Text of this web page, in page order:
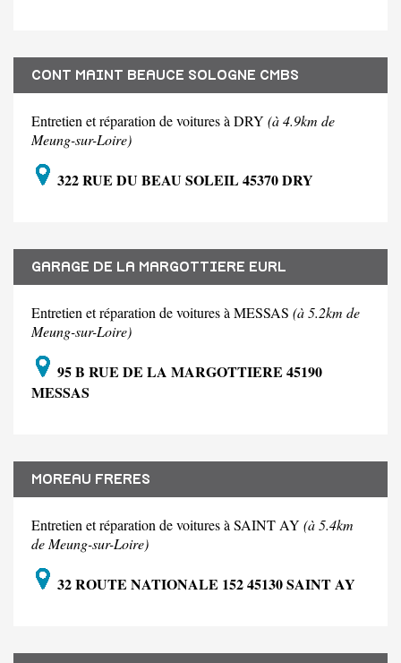
CONT MAINT BEAUCE SOLOGNE CMBS
Entretien et réparation de voitures à DRY (à 4.9km de
Meung-sur-Loire)
322 RUE DU BEAU SOLEIL 45370 DRY
GARAGE DE LA MARGOTTIERE EURL
Entretien et réparation de voitures à MESSAS (à 5.2km de
Meung-sur-Loire)
95 B RUE DE LA MARGOTTIERE 45190
MESSAS
MOREAU FRERES
Entretien et réparation de voitures à SAINT AY (à 5.4km
de Meung-sur-Loire)
32 ROUTE NATIONALE 152 45130 SAINT AY